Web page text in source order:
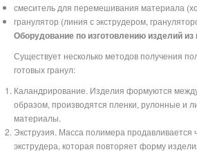
смеситель для перемешивания материала
гранулятор (линия с экструдером,
Оборудование по изготовлению изделий
Существует несколько методов получения
готовых гранул:
Каландрирование. Изделия формуются
образом, производятся пленки, рулонные и
материалы.
Экструзия. Масса полимера продавливается
экструдера, которая повторяет форму